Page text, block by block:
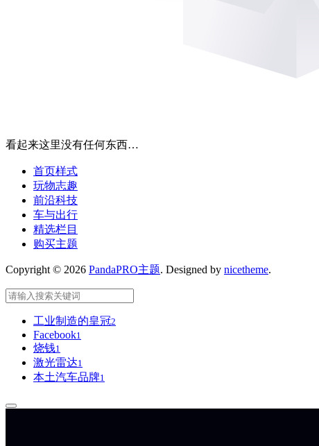
看起来这里没有任何东西…
首页样式
玩物志趣
前沿科技
车与出行
精选栏目
购买主题
Copyright © 2026 PandaPRO主题. Designed by nicetheme.
工业制造的皇冠2
Facebook1
烧钱1
激光雷达1
本土汽车品牌1